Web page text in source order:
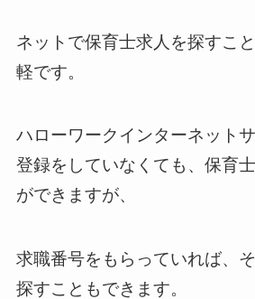
ネットで保育士求人を探すこ
軽です。
ハローワークインターネット
登録をしていなくても、保育
ができますが、
求職番号をもらっていれば、
探すこともできます。